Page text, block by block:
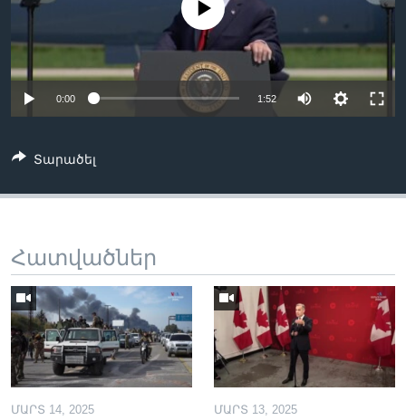
No media source currently available
0:00 1:52
Տարածել
Հատվածներ
ՄԱՐՏ 14, 2025 ՄԱՐՏ 13, 2025